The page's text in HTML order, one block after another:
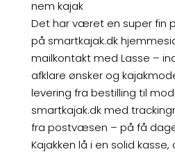
nem kajak
Det har været en super fin
på smartkajak.dk
mailkontakt med Lasse –
afklare ønsker og
levering fra bestilling til
smartkajak.dk med
fra postvæsen – på få dage
Kajakken lå i en solid